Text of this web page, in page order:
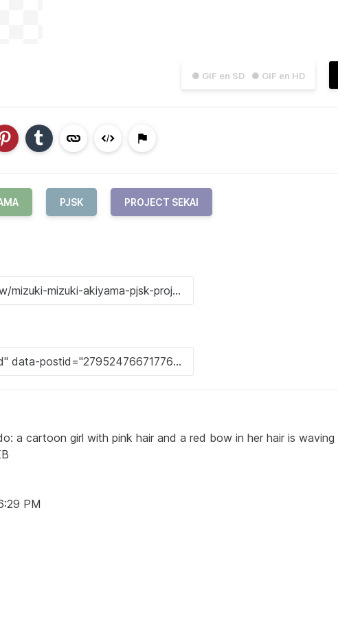
● GIF en SD ● GIF en HD
PJSK PROJECT SEKAI
a cartoon girl with pink hair and a red bow in her hair is waving
PM